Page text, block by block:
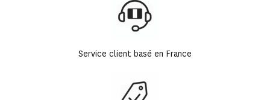
Service client basé en France